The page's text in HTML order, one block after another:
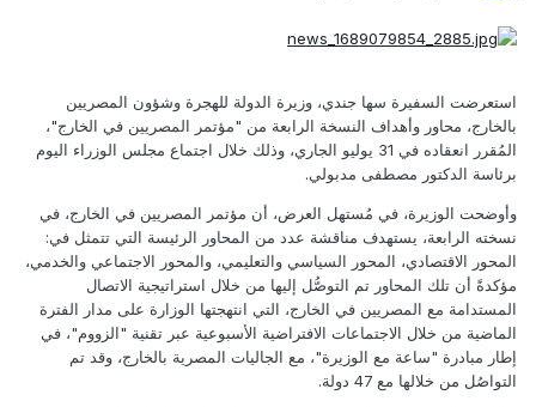
استعرضت السفيرة سها جندي، وزيرة الدولة للهجرة وشؤون المصريين
بالخارج، محاور وأهداف النسخة الرابعة من "مؤتمر المصريين في الخارج"،
المُقرر انعقاده في 31 يوليو الجاري، وذلك خلال اجتماع مجلس الوزراء اليوم
برئاسة الدكتور مصطفى مدبولي.
وأوضحت الوزيرة، في مُستهل العرض، أن مؤتمر المصريين في الخارج، في
نسخته الرابعة، يستهدف مناقشة عدد من المحاور الرئيسة التي تتمثل في:
المحور الاقتصادي، المحور السياسي والتعليمي، والمحور الاجتماعي والخدمي،
مؤكدةً أن تلك المحاور تم التوصُّل إليها من خلال استراتيجية الاتصال
المستدامة مع المصريين في الخارج، التي انتهجتها الوزارة على مدار الفترة
الماضية من خلال الاجتماعات الافتراضية الأسبوعية عبر تقنية "الزووم"، في
إطار مبادرة "ساعة مع الوزيرة"، مع الجاليات المصرية بالخارج، وقد تم
التواصُل من خلالها مع 47 دولة.